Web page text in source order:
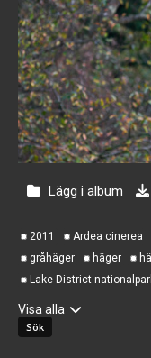
Lägg i album
2011 Ardea cinerea
gråhäger
häger
Lake District
Visa alla